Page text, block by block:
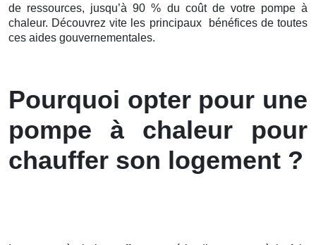
de ressources, jusqu’à 90 % du coût de votre pompe à
chaleur. Découvrez vite les principaux bénéfices de toutes
ces aides gouvernementales.
Pourquoi opter pour une
pompe à chaleur pour
chauffer son logement ?